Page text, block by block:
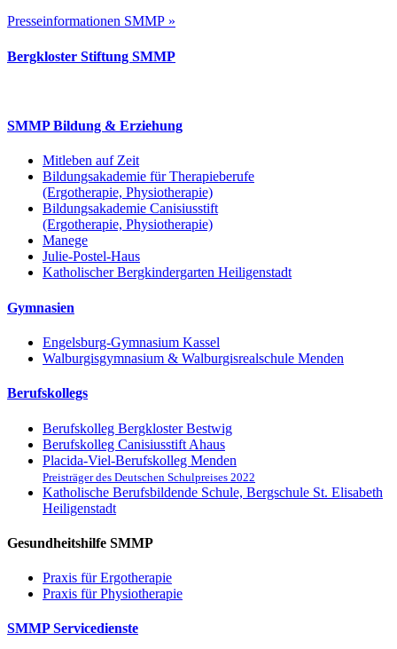
Presseinformationen SMMP »
Bergkloster Stiftung SMMP
SMMP Bildung & Erziehung
Mitleben auf Zeit
Bildungsakademie für Therapieberufe
(Ergotherapie, Physiotherapie)
Bildungsakademie Canisiusstift
(Ergotherapie, Physiotherapie)
Manege
Julie-Postel-Haus
Katholischer Bergkindergarten Heiligenstadt
Gymnasien
Engelsburg-Gymnasium Kassel
Walburgisgymnasium & Walburgisrealschule Menden
Berufskollegs
Berufskolleg Bergkloster Bestwig
Berufskolleg Canisiusstift Ahaus
Placida-Viel-Berufskolleg Menden
Preisträger des Deutschen Schulpreises 2022
Katholische Berufsbildende Schule, Bergschule St. Elisabeth
Heiligenstadt
Gesundheitshilfe SMMP
Praxis für Ergo­therapie
Praxis für Physio­therapie
SMMP Servicedienste